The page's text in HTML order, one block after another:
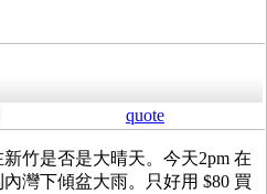
quote
竹是否是大晴天。今天2pm 在
灣下傾盆大雨。只好用 $80 買